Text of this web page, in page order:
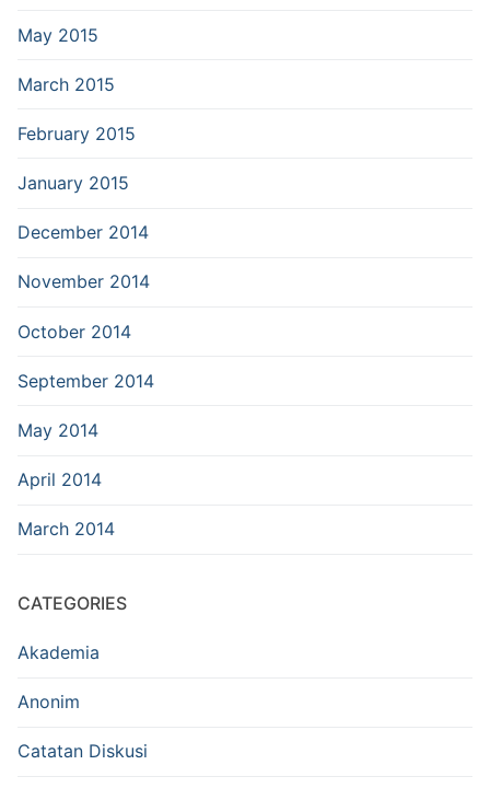
May 2015
March 2015
February 2015
January 2015
December 2014
November 2014
October 2014
September 2014
May 2014
April 2014
March 2014
CATEGORIES
Akademia
Anonim
Catatan Diskusi